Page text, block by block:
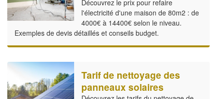
Découvrez le prix pour refaire
l'électricité d'une maison de 80m2 : de
4000€ à 14400€ selon le niveau.
Exemples de devis détaillés et conseils budget.
Tarif de nettoyage des
panneaux solaires